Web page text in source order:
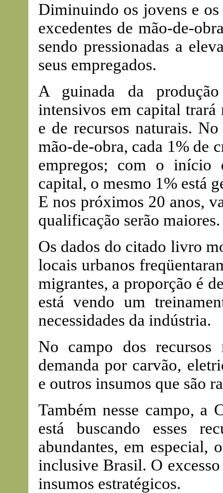
Diminuindo os jovens e
excedentes de mão-de-
sendo pressionadas a
seus empregados.
A guinada da
intensivos em capital trará
e de recursos naturais.
mão-de-obra, cada 1% de
empregos; com o início
capital, o mesmo 1% está
E nos próximos 20 anos,
qualificação serão
Os dados do citado livro
locais urbanos
migrantes, a proporção é
está vendo um
necessidades da indústria.
No campo dos recursos
demanda por carvão,
e outros insumos que são
Também nesse campo, a
está buscando esses
abundantes, em
inclusive Brasil. O
insumos estratégicos.